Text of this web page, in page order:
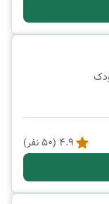
4.9
(
50نفر)